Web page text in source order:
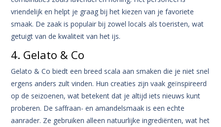
vriendelijk en helpt je graag bij het kiezen van je favoriete
smaak. De zaak is populair bij zowel locals als toeristen, wat
getuigt van de kwaliteit van het ijs.
4. Gelato & Co
Gelato & Co biedt een breed scala aan smaken die je niet snel
ergens anders zult vinden. Hun creaties zijn vaak geïnspireerd
op de seizoenen, wat betekent dat je altijd iets nieuws kunt
proberen. De saffraan- en amandelsmaak is een echte
aanrader. Ze gebruiken alleen natuurlijke ingrediënten, wat het